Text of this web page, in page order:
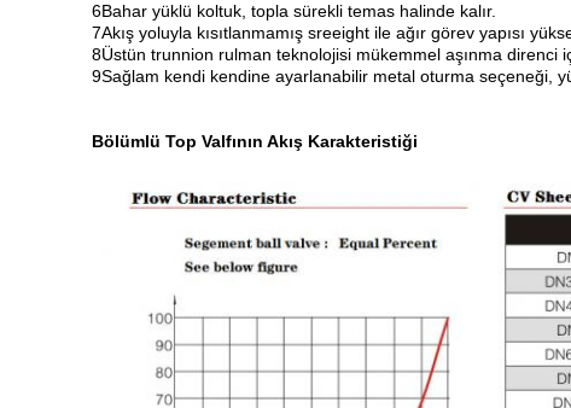
6Bahar yüklü koltuk, topla sürekli temas halinde kalır.
7Akış yoluyla kısıtlanmamış sreeight ile ağır görev yapısı
8Üstün trunnion rulman teknolojisi mükemmel aşınma direnci
9Sağlam kendi kendine ayarlanabilir metal oturma seçeneği,
Bölümlü Top Valfının Akış Karakteristiği